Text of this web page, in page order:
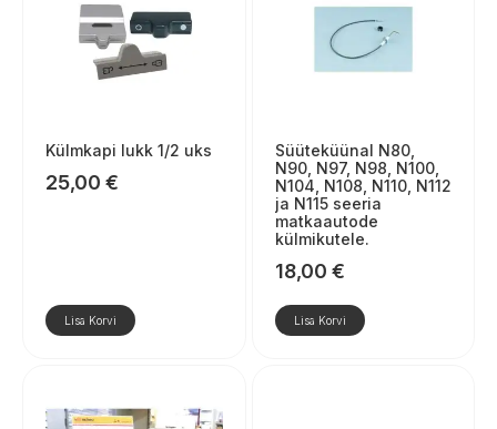
Külmkapi lukk 1/2 uks
25,00 €
Lisa Korvi
Süüteküünal N80,
N90, N97, N98, N100,
N104, N108, N110, N112
ja N115 seeria
matkaautode
külmikutele.
18,00 €
Lisa Korvi